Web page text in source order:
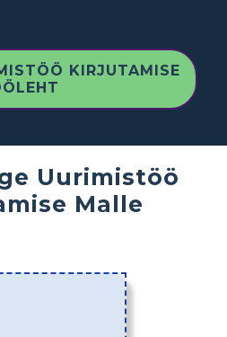
KIRJUTAMISE
Uurimistöö
Malle